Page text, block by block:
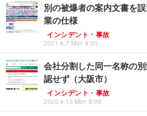
別の被爆者の案内文書を
業の仕様
インシデント・事故
2021.6.7 Mon 8:00
会社分割した同一名称の
認せず（大阪市）
インシデント・事故
2020.4.13 Mon 8:00